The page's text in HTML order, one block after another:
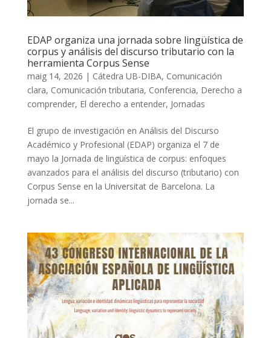
EDAP organiza una jornada sobre lingüística de
corpus y análisis del discurso tributario con la
herramienta Corpus Sense
maig 14, 2026 | Cátedra UB-DIBA, Comunicación
clara, Comunicación tributaria, Conferencia, Derecho a
comprender, El derecho a entender, Jornadas
El grupo de investigación en Análisis del Discurso
Académico y Profesional (EDAP) organiza el 7 de
mayo la Jornada de lingüística de corpus: enfoques
avanzados para el análisis del discurso (tributario) con
Corpus Sense en la Universitat de Barcelona. La
jornada se...